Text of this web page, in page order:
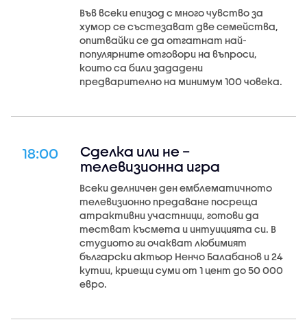
Във всеки епизод с много чувство за
хумор се състезават две семейства,
опитвайки се да отгатнат най-
популярните отговори на въпроси,
които са били зададени
предварително на минимум 100 човека.
18:00
Сделка или не –
телевизионна игра
Всеки делничен ден емблематичното
телевизионно предаване посреща
атрактивни участници, готови да
тестват късмета и интуицията си. В
студиото ги очакват любимият
български актьор Ненчо Балабанов и 24
кутии, криещи суми от 1 цент до 50 000
евро.